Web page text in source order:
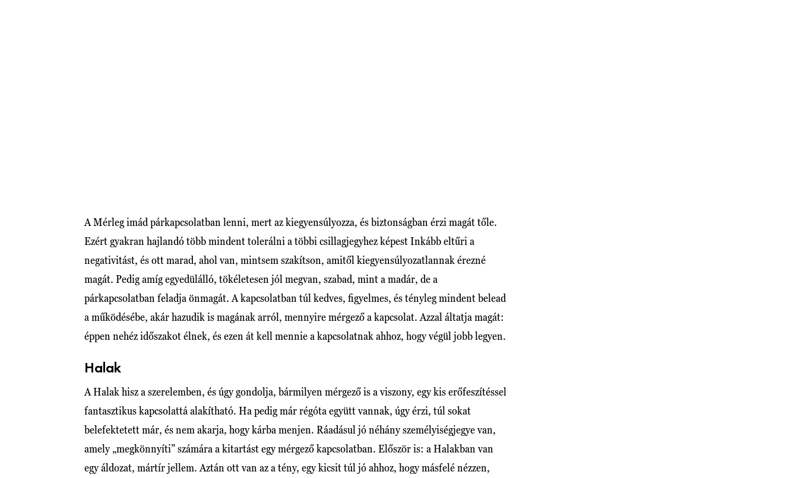
A Mérleg imád párkapcsolatban lenni, mert az kiegyensúlyozza, és biztonságban érzi magát tőle.
Ezért gyakran hajlandó több mindent tolerálni a többi csillagjegyhez képest Inkább eltűri a
negativitást, és ott marad, ahol van, mintsem szakítson, amitől kiegyensúlyozatlannak érezné
magát. Pedig amíg egyedülálló, tökéletesen jól megvan, szabad, mint a madár, de a
párkapcsolatban feladja önmagát. A kapcsolatban túl kedves, figyelmes, és tényleg mindent belead
a működésébe, akár hazudik is magának arról, mennyire mérgező a kapcsolat. Azzal áltatja magát:
éppen nehéz időszakot élnek, és ezen át kell mennie a kapcsolatnak ahhoz, hogy végül jobb legyen.
Halak
A Halak hisz a szerelemben, és úgy gondolja, bármilyen mérgező is a viszony, egy kis erőfeszítéssel
fantasztikus kapcsolattá alakítható. Ha pedig már régóta együtt vannak, úgy érzi, túl sokat
belefektetett már, és nem akarja, hogy kárba menjen. Ráadásul jó néhány személyiségjegye van,
amely „megkönnyíti” számára a kitartást egy mérgező kapcsolatban. Először is: a Halakban van
egy áldozat, mártír jellem. Aztán ott van az a tény, egy kicsit túl jó ahhoz, hogy másfelé nézzen,